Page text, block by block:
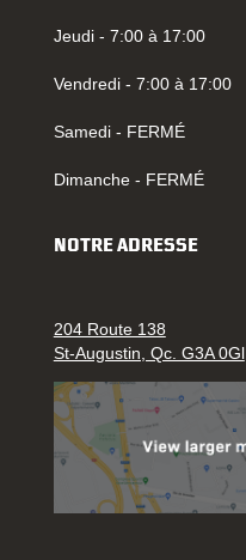
Jeudi - 7:00 à 17:00
Vendredi - 7:00 à 17:00
Samedi - FERMÉ
Dimanche - FERMÉ
NOTRE ADRESSE
204 Route 138
St-Augustin, Qc. G3A 0Gl